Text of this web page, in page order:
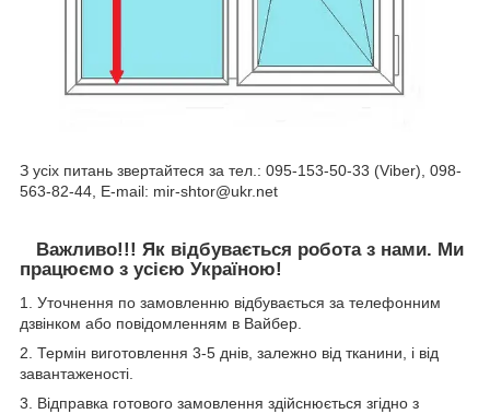
З усіх питань звертайтеся за тел.: 095-153-50-33 (Viber), 098-
563-82-44, E-mail: mir-shtor@ukr.net
Важливо!!! Як відбувається робота з нами. Ми
працюємо з усією Україною!
1. Уточнення по замовленню відбувається за телефонним
дзвінком або повідомленням в Вайбер.
2. Термін виготовлення 3-5 днів, залежно від тканини, і від
завантаженості.
3. Відправка готового замовлення здійснюється згідно з